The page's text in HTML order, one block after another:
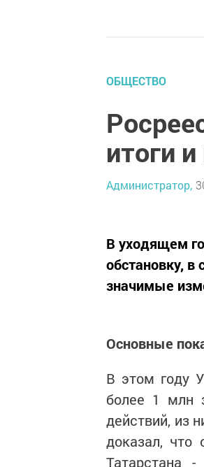
ОБЩЕСТВО
итоги
Администратор,
В уходящем
обстановку,
значимые
Основные
В этом году
более 1 млн
действий, из
доказал, что
Татарстана